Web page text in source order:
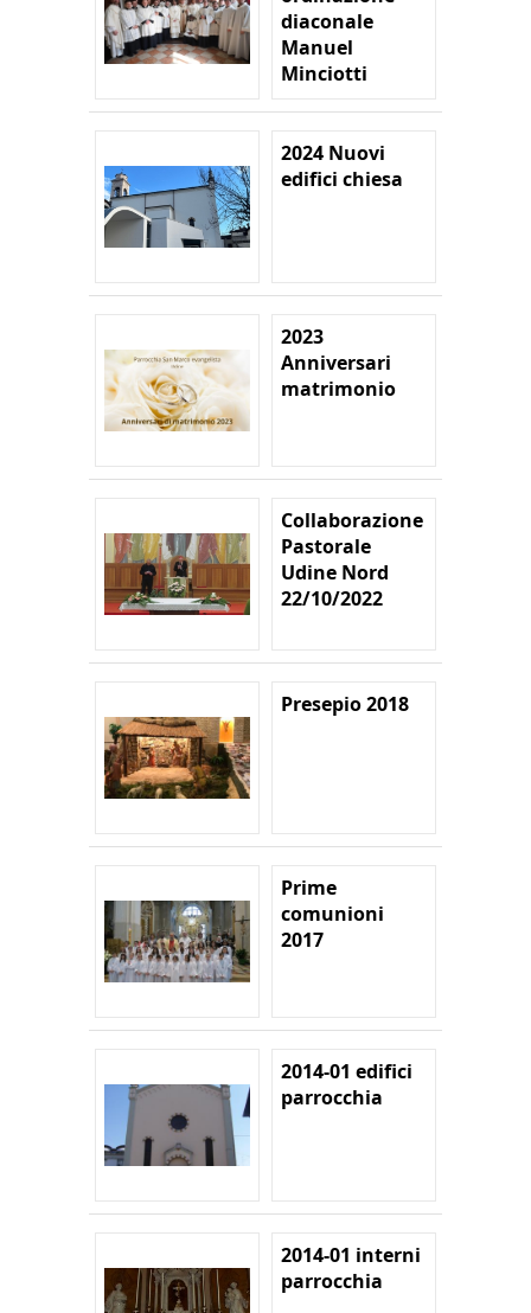
diaconale
Manuel
Minciotti
2024 Nuovi
edifici chiesa
2023
Anniversari
matrimonio
Collaborazione
Pastorale
Udine Nord
22/10/2022
Presepio 2018
Prime
comunioni
2017
2014-01 edifici
parrocchia
2014-01 interni
parrocchia